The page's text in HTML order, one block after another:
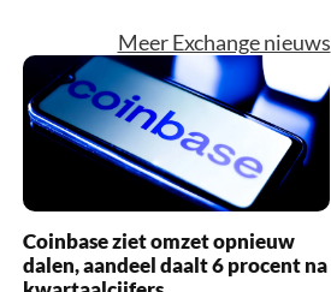
Meer Exchange nieuws
Coinbase ziet omzet opnieuw
dalen, aandeel daalt 6 procent na